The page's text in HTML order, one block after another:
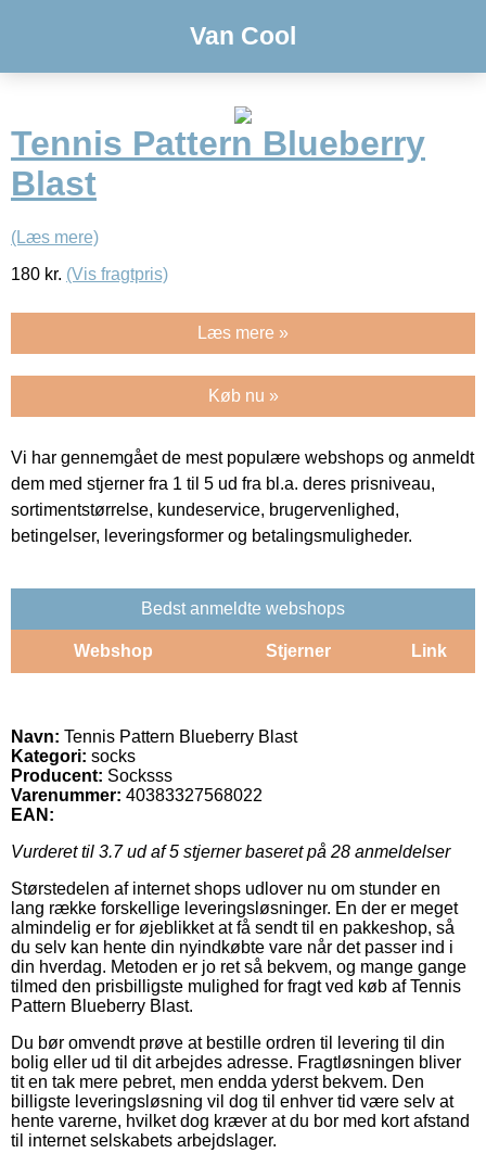
Van Cool
Tennis Pattern Blueberry
Blast
(Læs mere)
180 kr. (Vis fragtpris)
Læs mere »
Køb nu »
Vi har gennemgået de mest populære webshops og anmeldt
dem med stjerner fra 1 til 5 ud fra bl.a. deres prisniveau,
sortimentstørrelse, kundeservice, brugervenlighed,
betingelser, leveringsformer og betalingsmuligheder.
Bedst anmeldte webshops
Webshop Stjerner Link
Navn: Tennis Pattern Blueberry Blast
Kategori: socks
Producent: Socksss
Varenummer: 40383327568022
EAN:
Vurderet til 3.7ud af 5 stjerner baseret på 28 anmeldelser
Størstedelen af internet shops udlover nu om stunder en
lang række forskellige leveringsløsninger. En der er meget
almindelig er for øjeblikket at få sendt til en pakkeshop, så
du selv kan hente din nyindkøbte vare når det passer ind i
din hverdag. Metoden er jo ret så bekvem, og mange gange
tilmed den prisbilligste mulighed for fragt ved køb af Tennis
Pattern Blueberry Blast.
Du bør omvendt prøve at bestille ordren til levering til din
bolig eller ud til dit arbejdes adresse. Fragtløsningen bliver
tit en tak mere pebret, men endda yderst bekvem. Den
billigste leveringsløsning vil dog til enhver tid være selv at
hente varerne, hvilket dog kræver at du bor med kort afstand
til internet selskabets arbejdslager.